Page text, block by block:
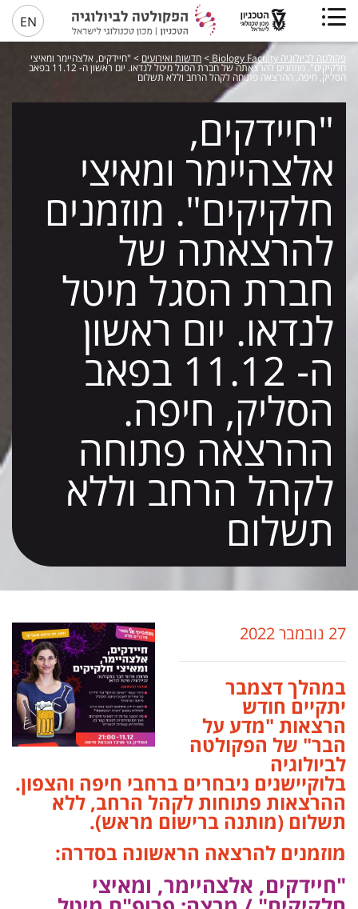
EN
פקולטה לביולוגיה Biology Faculty >חדשות ואירועים > "חיידקים, אלצהיימר ומאיצי
חלקיקים". מוזמנים להרצאתה של חברת הסגל מיטל לנדאו. יום ראשון ה- 11.12 בפאב
הסליק, חיפה. ההרצאה פתוחה לקהל הרחב וללא תשלום
"חיידקים,
אלצהיימר ומאיצי
חלקיקים". מוזמנים
להרצאתה של
חברת הסגל מיטל
לנדאו. יום ראשון
ה- 11.12 בפאב
הסליק, חיפה.
ההרצאה פתוחה
לקהל הרחב וללא
תשלום
27 נובמבר 2022
במהלך דצמבר
יתקיים חודש
הרצאות "מדע על
הבר" של הפקולטה
לביולוגיה
בלוקיישנים ניבחרים ברחבי חיפה והצפון.
ההרצאות פתוחות לקהל הרחב, ללא
תשלום (מותנה ברישום מראש).
מוזמנים להרצאה הראשונה בסדרה:
"חיידקים, אלצהיימר, ומאיצי